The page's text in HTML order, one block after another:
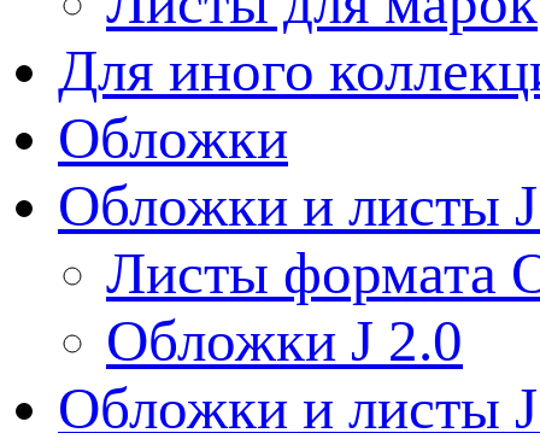
Для иного
Обложки
Обложки и листы
Листы формата
Обложки J 2.0
Обложки и листы